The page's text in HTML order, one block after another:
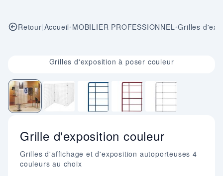
Retour|Accueil•MOBILIER PROFESSIONNEL•Grilles
Image 1 sur 5Grilles d'exposition à poser couleur
Grille d'exposition couleur
Grilles d'affichage et d'exposition autoporteuses 4
couleurs au choix